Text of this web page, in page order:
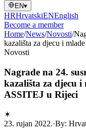
EN▾
HRHrvatskiENEnglish
Become a member
Home/News/Novosti/
kazališta za djecu i
Novosti
Nagrade na 24.
kazališta za djecu
ASSITEJ u Rijeci
✶
23. rujan 2022.·By: